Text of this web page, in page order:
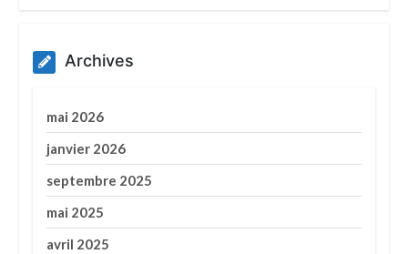
Archives
mai 2026
janvier 2026
septembre 2025
mai 2025
avril 2025